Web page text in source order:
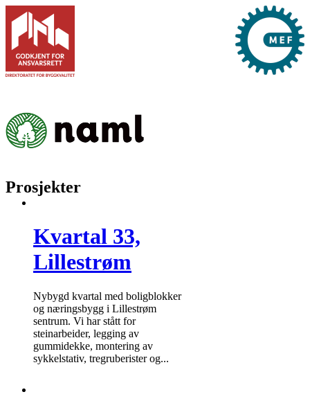
Prosjekter
Kvartal 33,
Lillestrøm
Nybygd kvartal med boligblokker
og næringsbygg i Lillestrøm
sentrum. Vi har stått for
steinarbeider, legging av
gummidekke, montering av
sykkelstativ, tregruberister og...